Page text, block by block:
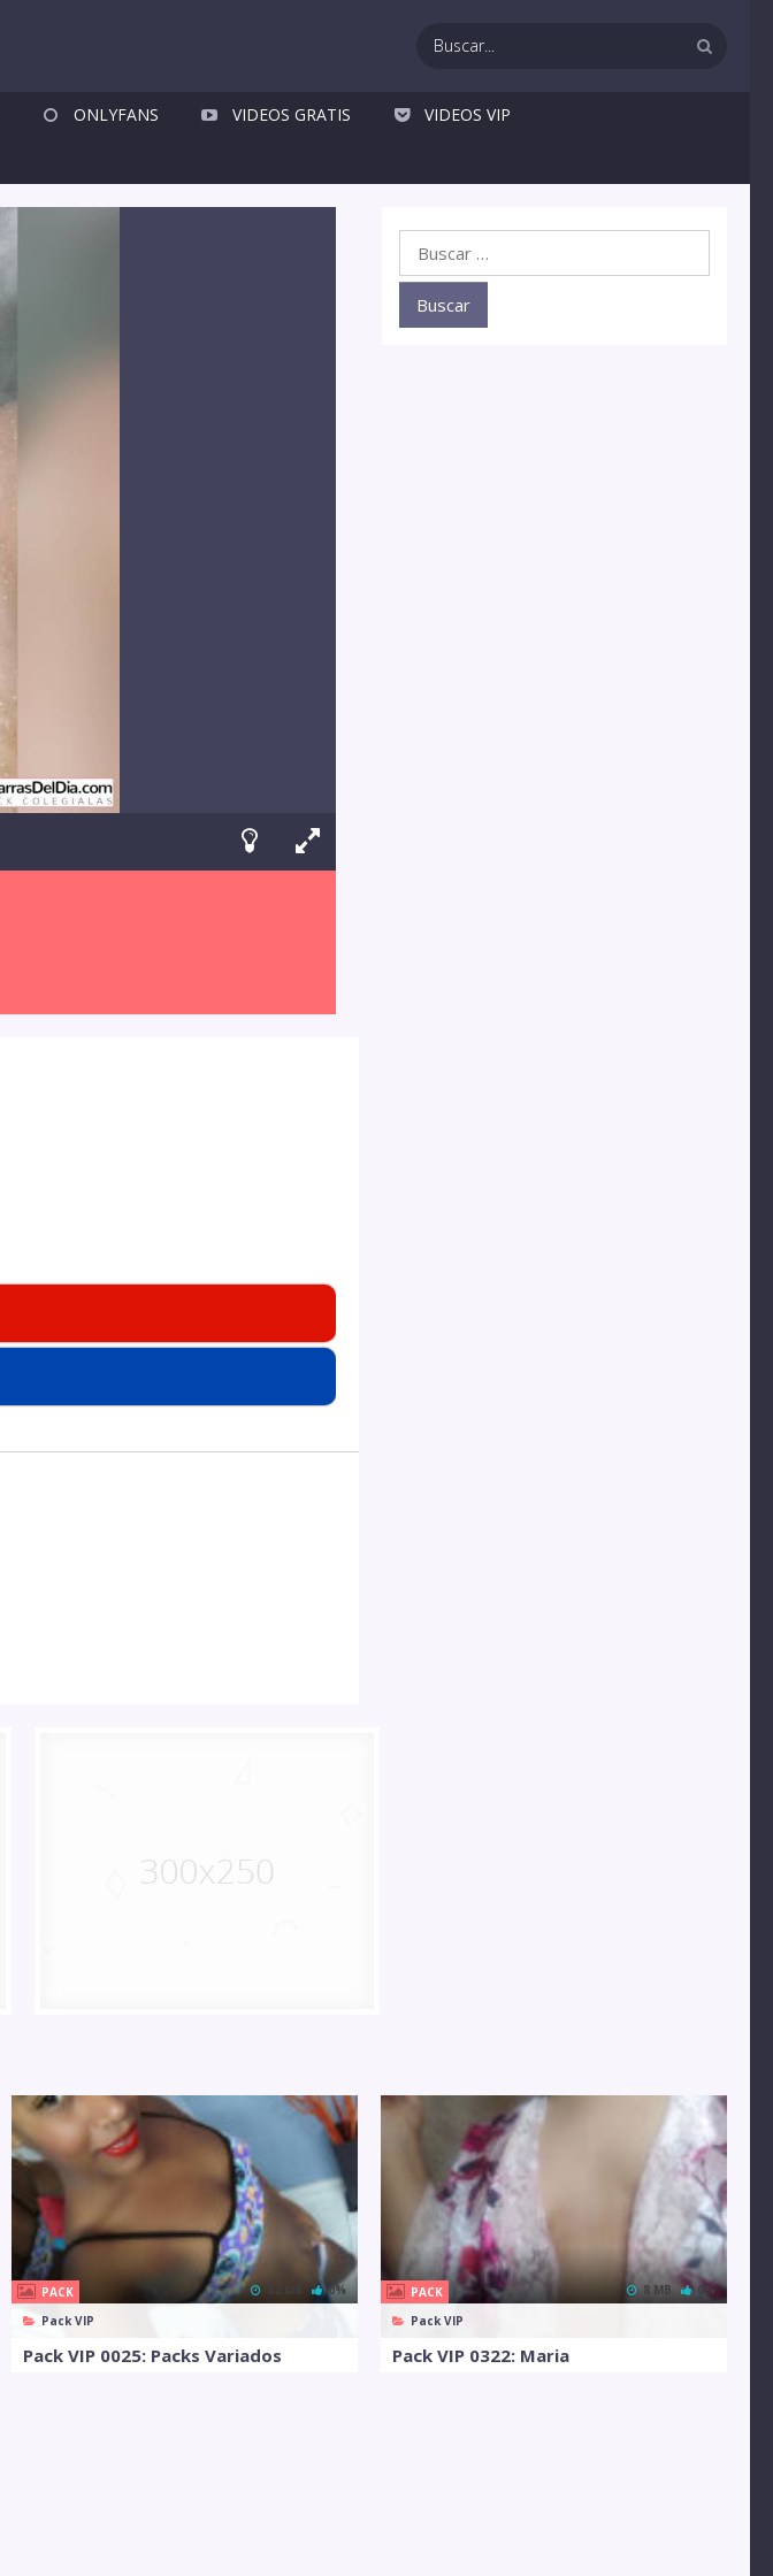
ONLYFANS VIDEOS GRATIS VIDEOS VIP
PACK
Pack VIP
82 MB 0%
Pack VIP 0025: Packs Variados
PACK
Pack VIP
8 MB 0%
Pack VIP 0322: Maria